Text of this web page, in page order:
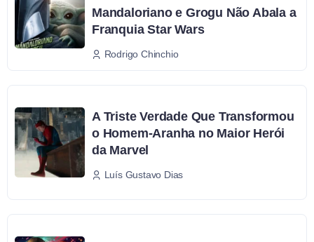
Mandaloriano e Grogu Não Abala a
Franquia Star Wars
Rodrigo Chinchio
A Triste Verdade Que Transformou
o Homem-Aranha no Maior Herói
da Marvel
Luís Gustavo Dias